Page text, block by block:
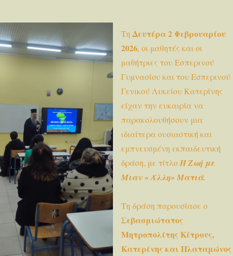
ΤηΔευτέρα 2 Φεβρουαρίου
2026, οι μαθητές και οι
μαθήτριες του Εσπερινού
Γυμνασίου και του Εσπερινού
Γενικού Λυκείου Κατερίνης
είχαν την ευκαιρία να
παρακολουθήσουν μια
ιδιαίτερα ουσιαστική και
εμπνευσμένη εκπαιδευτική
δράση, με τίτλοΗ Ζωή με
Μιαν « Άλλη» Ματιά.
Τη δράση παρουσίασε ο
Σεβασμιώτατος
Μητροπολίτης Κίτρους,
Κατερίνης και Πλαταμώνος